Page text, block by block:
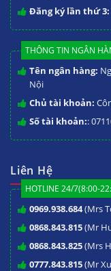
Đăng ký lần thứ 3:
THÔNG TIN NGÂN
Tên ngân hàng:
Nội
Chủ tài khoản:
Số tài khoản::
Liên Hệ
HOTLINE 24/7(8:00-
0969.938.684(Mrs
0868.843.815(Mr
0868.843.825(Mrs
0777.843.815(Mr